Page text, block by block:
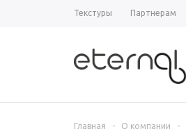
Текстуры Партнерам
Главная - О компании -